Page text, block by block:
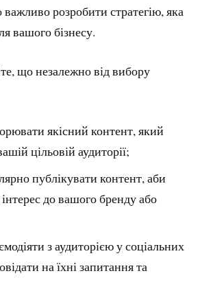
розробити стратегію, яка
вашого бізнесу.
що незалежно від вибору
якісний контент, який
цільовій аудиторії;
публікувати контент, аби
до вашого бренду або
з аудиторією у соціальних
на їхні запитання та